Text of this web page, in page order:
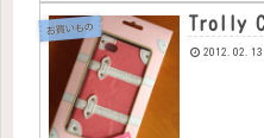
お買いもの Trolly
2012.02.13